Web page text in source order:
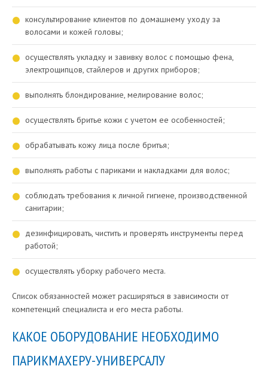
консультирование клиентов по домашнему уходу за
волосами и кожей головы;
осуществлять укладку и завивку волос с помощью фена,
электрощипцов, стайлеров и других приборов;
выполнять блондирование, мелирование волос;
осуществлять бритье кожи с учетом ее особенностей;
обрабатывать кожу лица после бритья;
выполнять работы с париками и накладками для волос;
соблюдать требования к личной гигиене, производственной
санитарии;
дезинфицировать, чистить и проверять инструменты перед
работой;
осуществлять уборку рабочего места.
Список обязанностей может расширяться в зависимости от
компетенций специалиста и его места работы.
КАКОЕ ОБОРУДОВАНИЕ НЕОБХОДИМО
ПАРИКМАХЕРУ-УНИВЕРСАЛУ